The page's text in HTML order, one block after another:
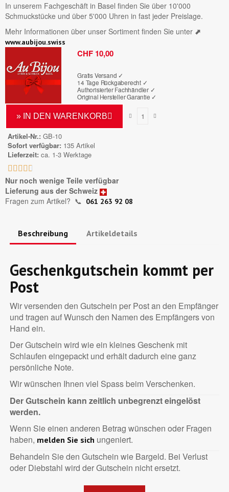
In unserem Fachgeschäft in Basel finden Sie über 10'000
Schmuckstücke und über 5'000 Uhren in fast jeder Preislage.
Mehr Informationen über unser Sortiment finden Sie unter ⬈
www.aubijou.swiss
CHF 10,00
Gratis Versand ✓
14 Tage Rückgaberecht ✓
Authorisierter Fachhändler ✓
Original Hersteller Garantie ✓
» IN DEN WARENKORB
Artikel-Nr. GB-10
Sofort verfügbar 135 Artikel
Lieferzeit ca. 1-3 Werktage
    
Nur noch wenige Teile verfügbar
Lieferung aus der Schweiz
Fragen zum Artikel? 📞 061 263 92 08
Beschreibung Artikeldetails
Geschenkgutschein kommt per
Post
Wir versenden den Gutschein per Post an den Empfänger
und tragen auf Wunsch den Namen des Empfängers von
Hand ein.
Der Gutschein wird wie ein kleines Geschenk mit
Schlaufen eingepackt und erhält dadurch eine ganz
persönliche Note.
Wir wünschen Ihnen viel Spass beim Verschenken.
Der Gutschein kann zeitlich unbegrenzt eingelöst
werden.
Wenn Sie einen anderen Betrag wünschen oder Fragen
haben, melden Sie sich ungeniert.
Behandeln Sie den Gutschein wie Bargeld. Bei Verlust
oder Diebstahl wird der Gutschein nicht ersetzt.